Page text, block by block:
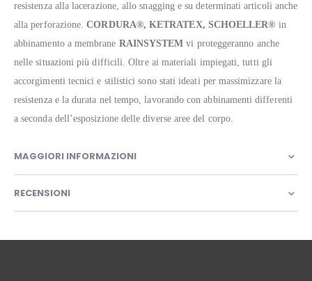
resistenza alla lacerazione, allo snagging e su determinati articoli anche
alla perforazione.CORDURA®, KETRATEX, SCHOELLER® in
abbinamento a membrane RAINSYSTEM vi proteggeranno anche
nelle situazioni più difficili. Oltre ai materiali impiegati, tutti gli
accorgimenti tecnici e stilistici sono stati ideati per massimizzare la
resistenza e la durata nel tempo, lavorando con abbinamenti differenti
a seconda dell’esposizione delle diverse aree del corpo.
MAGGIORI INFORMAZIONI
RECENSIONI